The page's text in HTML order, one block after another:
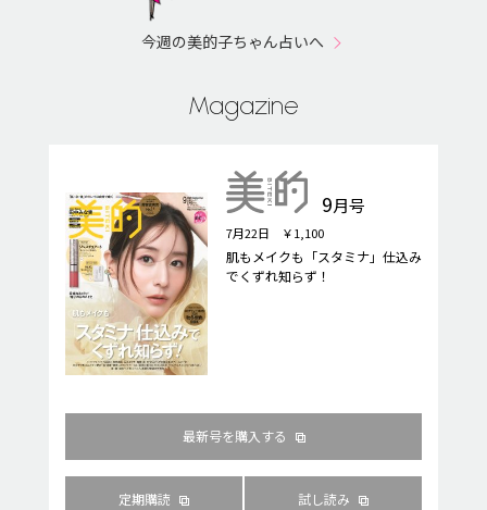
今週の美的子ちゃん占いへ
Magazine
9月号
7月22日 ￥1,100
肌もメイクも「スタミナ」仕込み
でくずれ知らず！
最新号を購入する
定期購読 試し読み